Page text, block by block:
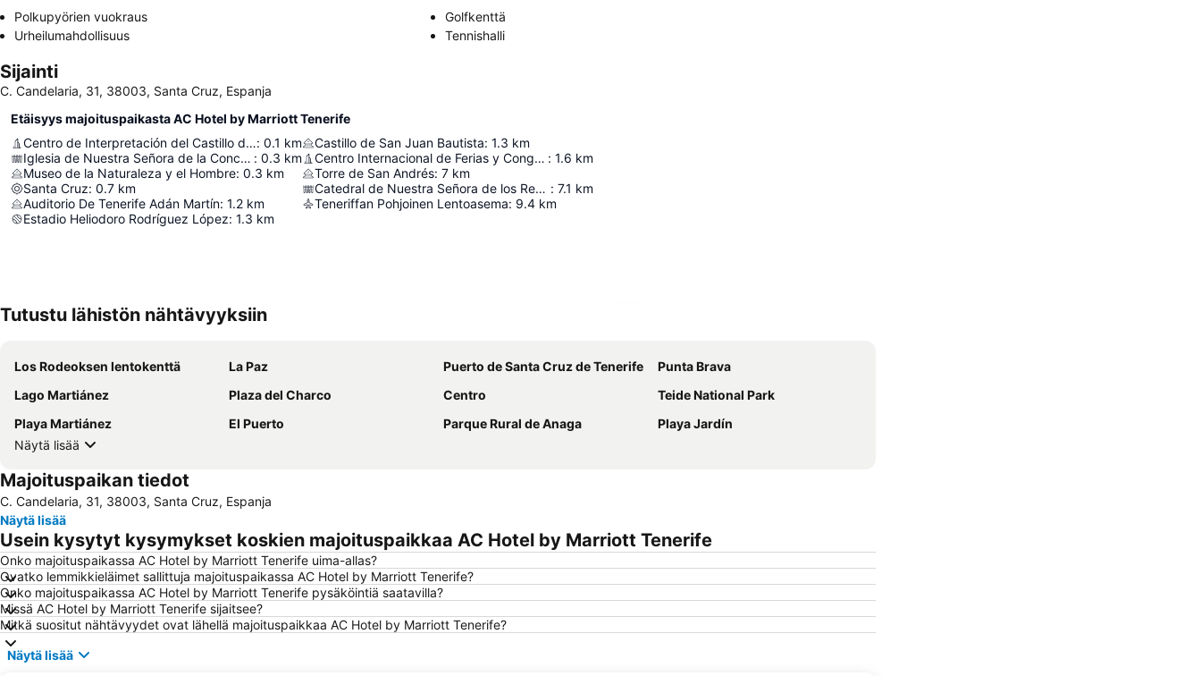
Polkupyörien vuokraus
Golfkenttä
Urheilumahdollisuus
Tennishalli
Sijainti
C. Candelaria, 31, 38003, Santa Cruz, Espanja
Etäisyys majoituspaikasta AC Hotel by Marriott Tenerife
Centro de Interpretación del Castillo de San Cristóbal: 0.1 km
Iglesia de Nuestra Señora de la Concepción : 0.3 km
Museo de la Naturaleza y el Hombre: 0.3 km
Santa Cruz: 0.7 km
Auditorio De Tenerife Adán Martín: 1.2 km
Estadio Heliodoro Rodríguez López: 1.3 km
Castillo de San Juan Bautista: 1.3 km
Centro Internacional de Ferias y Congresos de Tenerife : 1.6 km
Torre de San Andrés: 7 km
Catedral de Nuestra Señora de los Remedios : 7.1 km
Teneriffan Pohjoinen Lentoasema: 9.4 km
Tutustu lähistön nähtävyyksiin
Los Rodeoksen lentokenttä La Paz Puerto de Santa Cruz de Tenerife
Punta Brava
Lago Martiánez
Plaza del Charco Centro
Teide National Park
Playa Martiánez
El Puerto Parque Rural de Anaga
Playa Jardín
Näytä lisää
Majoituspaikan tiedot
C. Candelaria, 31, 38003, Santa Cruz, Espanja
Näytä lisää
Usein kysytyt kysymykset koskien majoituspaikkaa AC Hotel by Marriott Tenerife
Onko majoituspaikassa AC Hotel by Marriott Tenerife uima-allas?
Ovatko lemmikkieläimet sallittuja majoituspaikassa AC Hotel by Marriott Tenerife?
Onko majoituspaikassa AC Hotel by Marriott Tenerife pysäköintiä saatavilla?
Missä AC Hotel by Marriott Tenerife sijaitsee?
Mitkä suositut nähtävyydet ovat lähellä majoituspaikkaa AC Hotel by Marriott Tenerife?
Näytä lisää